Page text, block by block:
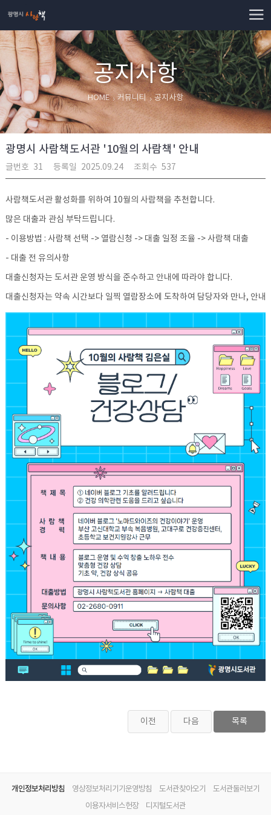
공지사항
HOME 커뮤니티 공지사항
광명시 사람책도서관 '10월의 사람책' 안내
글번호 31 등록일 2025.09.24 조회수 537
사람책도서관 활성화를 위하여 10월의 사람책을 추천합니다.
많은 대출과 관심 부탁드립니다.
- 이용방법 : 사람책 선택 -> 열람신청 -> 대출 일정 조율 -> 사람책 대출
- 대출 전 유의사항
대출신청자는 도서관 운영 방식을 준수하고 안내에 따라야 합니다.
대출신청자는 약속 시간보다 일찍 열람장소에 도착하여 담당자와 만나, 안내
이전 다음 목록
개인정보처리방침 영상정보처리기기운영방침 도서관찾아오기
도서관둘러보기
이용자서비스헌장
디지털도서관